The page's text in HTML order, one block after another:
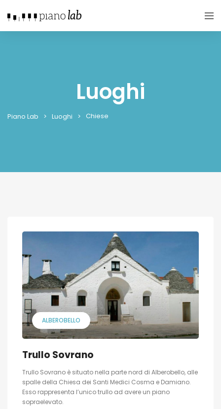
Luoghi
Piano Lab Luoghi Chiese
ALBEROBELLO
Trullo Sovrano
Trullo Sovrano è situato nella parte nord di Alberobello, alle
spalle della Chiesa dei Santi Medici Cosma e Damiano.
Esso rappresenta l’unico trullo ad avere un piano
sopraelevato.